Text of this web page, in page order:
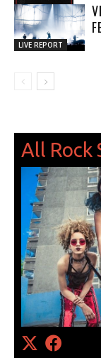
NEWS
LIVE REPORT